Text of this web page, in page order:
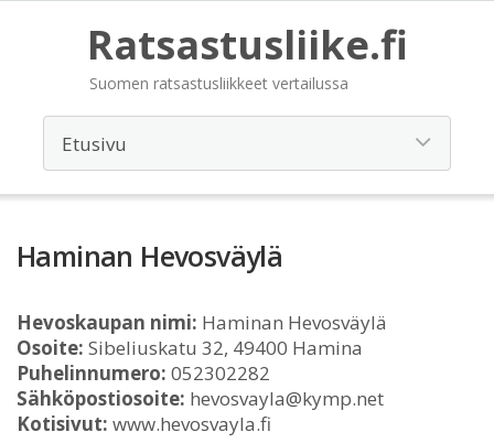
Ratsastusliike.fi
Suomen ratsastusliikkeet vertailussa
Haminan Hevosväylä
Hevoskaupan nimi: Haminan Hevosväylä
Osoite: Sibeliuskatu 32, 49400 Hamina
Puhelinnumero: 052302282
Sähköpostiosoite: hevosvayla@kymp.net
Kotisivut: www.hevosvayla.fi